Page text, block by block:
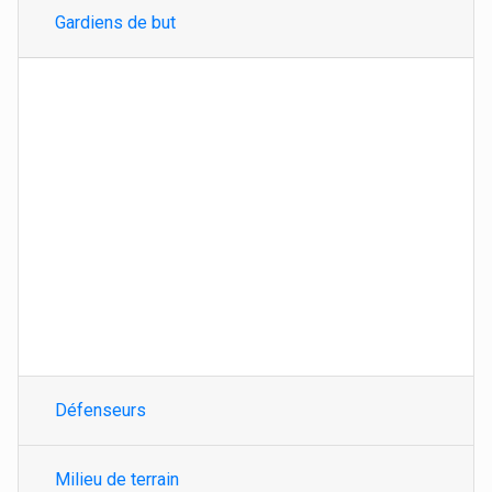
Gardiens de but
Défenseurs
Milieu de terrain